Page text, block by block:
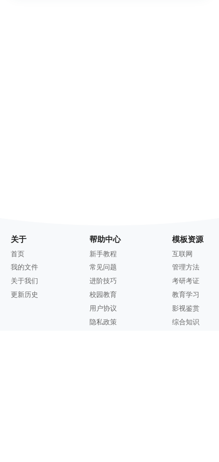
关于
首页
我的文件
关于我们
更新历史
帮助中心
新手教程
常见问题
进阶技巧
校园教育
用户协议
隐私政策
模板资源
互联网
管理方法
考研考证
教育学习
影视鉴赏
综合知识